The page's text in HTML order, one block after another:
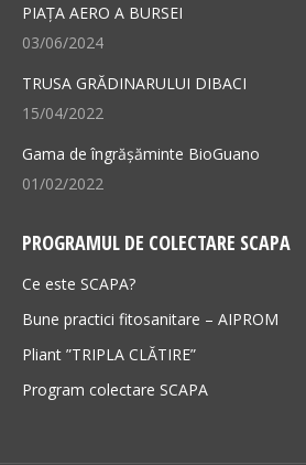
windowwindow
PIAȚA AERO A BURSEI
03/06/2024
TRUSA GRĂDINARULUI DIBACI
15/04/2022
Gama de îngrășăminte BioGuano
01/02/2022
PROGRAMUL DE COLECTARE SCAPA
Ce este SCAPA?
Bune practici fitosanitare – AIPROM
Pliant ”TRIPLA CLĂTIRE”
Program colectare SCAPA